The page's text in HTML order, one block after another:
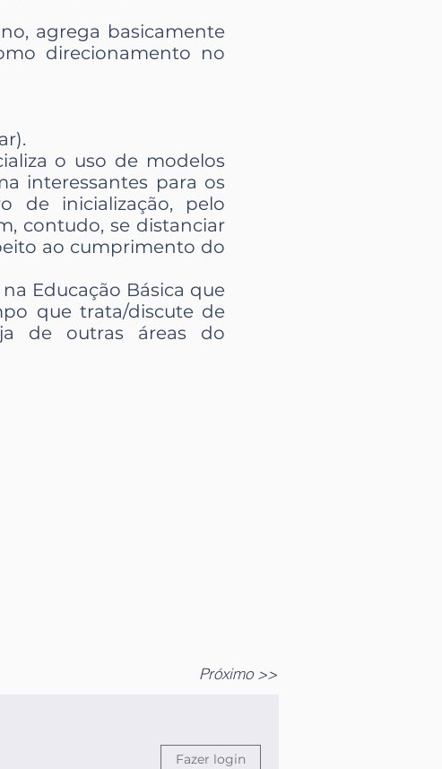
agrega basicamente
direcionamento no
o uso de modelos
interessantes para os
de inicialização, pelo
contudo, se distanciar
ao cumprimento do
Educação Básica que
que trata/discute de
de outras áreas do
Próximo >>
Fazer login